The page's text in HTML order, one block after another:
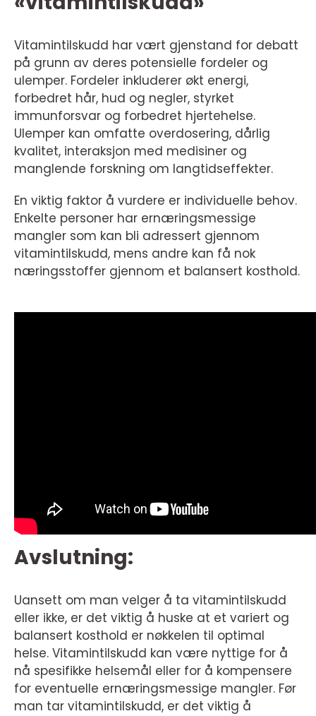
Vitamintilskudd har vært gjenstand for debatt
på grunn av deres potensielle fordeler og
ulemper. Fordeler inkluderer økt energi,
forbedret hår, hud og negler, styrket
immunforsvar og forbedret hjertehelse.
Ulemper kan omfatte overdosering, dårlig
kvalitet, interaksjon med medisiner og
manglende forskning om langtidseffekter.
En viktig faktor å vurdere er individuelle behov.
Enkelte personer har ernæringsmessige
mangler som kan bli adressert gjennom
vitamintilskudd, mens andre kan få nok
næringsstoffer gjennom et balansert kosthold.
Avslutning:
Uansett om man velger å ta vitamintilskudd
eller ikke, er det viktig å huske at et variert og
balansert kosthold er nøkkelen til optimal
helse. Vitamintilskudd kan være nyttige for å
nå spesifikke helsemål eller for å kompensere
for eventuelle ernæringsmessige mangler. Før
man tar vitamintilskudd, er det viktig å